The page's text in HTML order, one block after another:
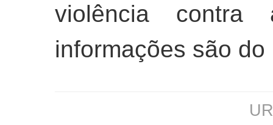
violência contra
informações são